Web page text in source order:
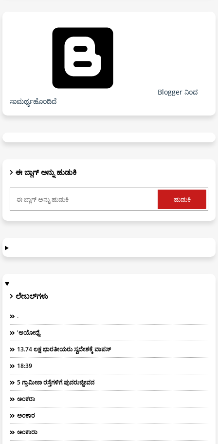
Blogger ನಿಂದ
ಸಾಮರ್ಥ್ಯಹೊಂದಿದೆ
ಈ ಬ್ಲಾಗ್ ಅನ್ನು ಹುಡುಕಿ
ಲೇಬಲ್‌ಗಳು
.
'ಅಯೋಧ್ಯೆ
13.74 ಲಕ್ಷ ಭಾರತೀಯರು ಸ್ವದೇಶಕ್ಕೆ ವಾಪಸ್
18:39
5 ಗ್ರಾಮೀಣ ರಸ್ತೆಗಳಿಗೆ ಪುನರುಜ್ಜೀವನ
ಅಂಕರಾ
ಅಂಕಾರ
ಅಂಕಾರಾ